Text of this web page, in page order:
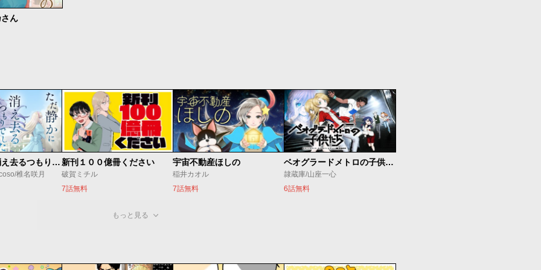
ん
ただ静かに消え去るつもりでした
椎名咲月
新刊１００億冊ください
破賀ミチル
7話無料
宇宙不動産ほしの
稲井カオル
7話無料
ベオグラードメトロの子供たち
隷蔵庫/山座一心
6話無料
もっと見る